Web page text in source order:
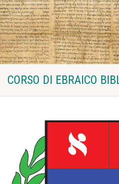
CORSO DI EBRAICO